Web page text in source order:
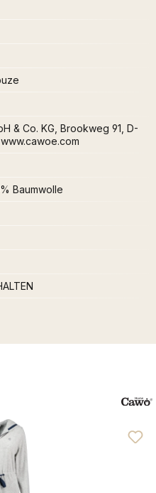
& Co. KG, Brookweg 91, D-
Baumwolle
4.95 von 5 Sternen